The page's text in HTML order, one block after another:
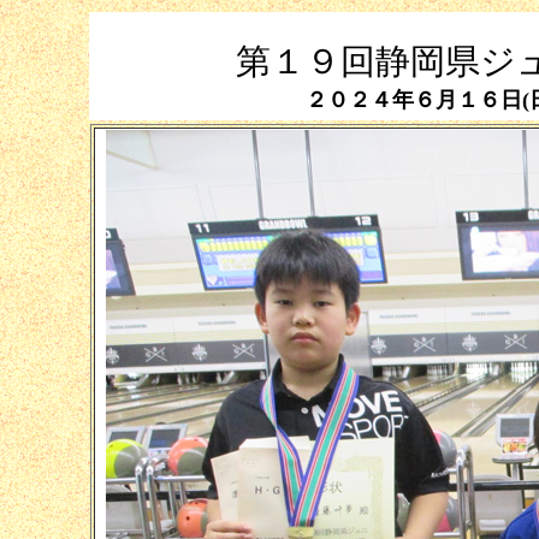
第１９回静岡県ジ
２０２４年６月１６日(